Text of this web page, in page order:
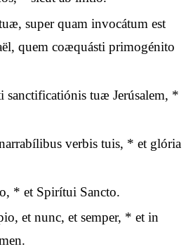
super quam invocátum est
quem coæquásti primogénito
sanctificatiónis tuæ Jerúsalem, *
verbis tuis, * et glória
* et Spirítui Sancto.
et nunc, et semper, * et in